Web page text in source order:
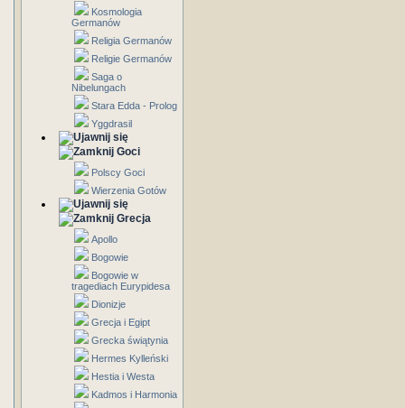
Kosmologia
Germanów
Religia Germanów
Religie Germanów
Saga o
Nibelungach
Stara Edda - Prolog
Yggdrasil
Goci
Polscy Goci
Wierzenia Gotów
Grecja
Apollo
Bogowie
Bogowie w
tragediach Eurypidesa
Dionizje
Grecja i Egipt
Grecka świątynia
Hermes Kylleński
Hestia i Westa
Kadmos i Harmonia